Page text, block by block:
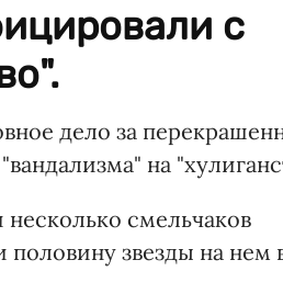
с
дело за
на
несколько смельчаков
звезды на нем